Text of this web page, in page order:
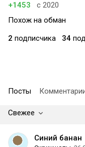
+1453
с 2020
Похож на обман
2 подписчика 34
Посты
Свежее
Синий банан